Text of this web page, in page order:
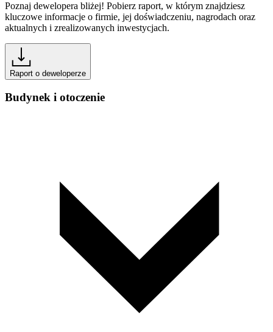
Poznaj dewelopera bliżej! Pobierz raport, w którym znajdziesz
kluczowe informacje o firmie, jej doświadczeniu, nagrodach oraz
aktualnych i zrealizowanych inwestycjach.
Raport o deweloperze
Budynek i otoczenie